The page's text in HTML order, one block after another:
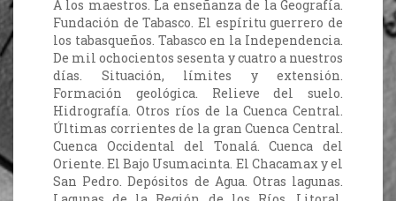
A los maestros. La enseñanza de la Geografía.
Fundación de Tabasco. El espíritu guerrero de
los tabasqueños. Tabasco en la Independencia.
De mil ochocientos sesenta y cuatro a nuestros
días. Situación, límites y extensión.
Formación geológica. Relieve del suelo.
Hidrografía. Otros ríos de la Cuenca Central.
Últimas corrientes de la gran Cuenca Central.
Cuenca Occidental del Tonalá. Cuenca del
Oriente. El Bajo Usumacinta. El Chacamax y el
San Pedro. Depósitos de Agua. Otras lagunas.